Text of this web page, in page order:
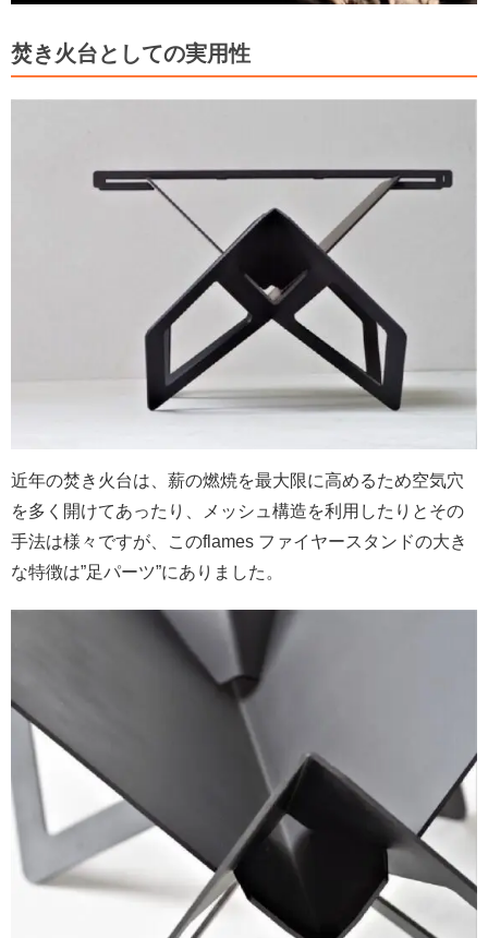
焚き火台としての実用性
近年の焚き火台は、薪の燃焼を最大限に高めるため空気穴
を多く開けてあったり、メッシュ構造を利用したりとその
手法は様々ですが、このflames ファイヤースタンドの大き
な特徴は”足パーツ”にありました。